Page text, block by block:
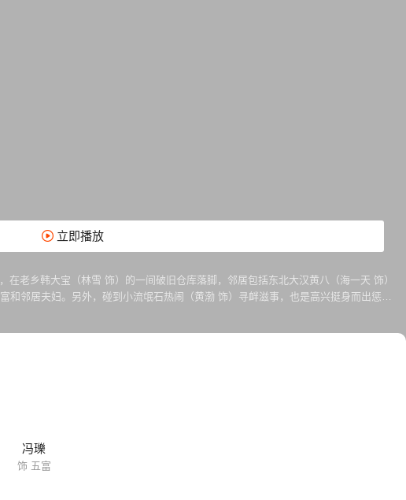
立即播放
老乡韩大宝（林雪 饰）的一间破旧仓库落脚，邻居包括东北大汉黄八（海一天 饰）
邻居夫妇。另外，碰到小流氓石热闹（黄渤 饰）寻衅滋事，也是高兴挺身而出惩恶
曾委身商人韦达（张兆辉 饰）。高兴得知此事后，决定跟他并不富裕的伙伴们开始了
冯瓅
饰 五富